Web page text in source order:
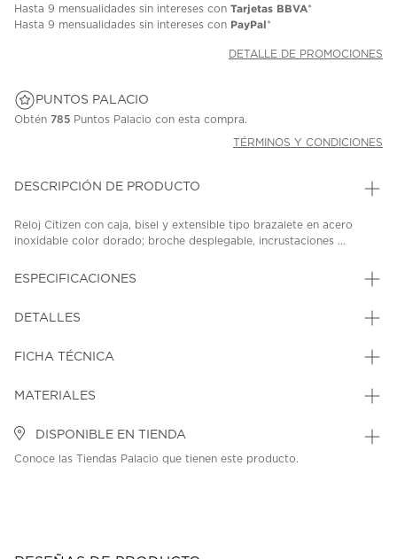
Hasta 9 mensualidades sin intereses con Tarjetas BBVA*
Hasta 9 mensualidades sin intereses con PayPal*
DETALLE DE PROMOCIONES
PUNTOS PALACIO
Obtén 785 Puntos Palacio con esta compra.
TÉRMINOS Y CONDICIONES
DESCRIPCIÓN DE PRODUCTO
Reloj Citizen con caja, bisel y extensible tipo brazalete en acero
inoxidable color dorado; broche desplegable, incrustaciones ...
ESPECIFICACIONES
DETALLES
FICHA TÉCNICA
MATERIALES
DISPONIBLE EN TIENDA
Conoce las Tiendas Palacio que tienen este producto.